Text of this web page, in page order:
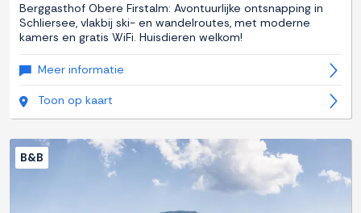
Berggasthof Obere Firstalm: Avontuurlijke ontsnapping in
Schliersee, vlakbij ski- en wandelroutes, met moderne
kamers en gratis WiFi. Huisdieren welkom!
Meer informatie
Toon op kaart
B&B